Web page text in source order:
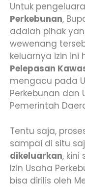
Untuk
Perkebunan,
adalah pihak
wewenang
keluarnya izin ini
Pelepasan
mengacu pada
Perkebunan
Pemerintah
Tentu saja,
sampai di situ
dikeluarkan,
Izin Usaha
bisa dirilis oleh